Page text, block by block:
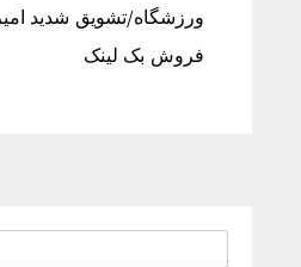
ورزشگاه/تشویق شدید
فروش بک لینک